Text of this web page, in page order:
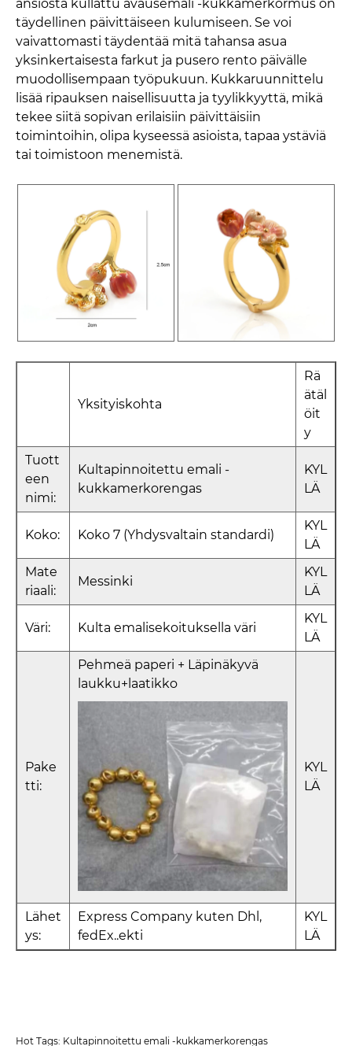
ansiosta kullattu avausemali -kukkamerkormus on
täydellinen päivittäiseen kulumiseen. Se voi
vaivattomasti täydentää mitä tahansa asua
yksinkertaisesta farkut ja pusero rento päivälle
muodollisempaan työpukuun. Kukkaruunnittelu
lisää ripauksen naisellisuutta ja tyylikkyyttä, mikä
tekee siitä sopivan erilaisiin päivittäisiin
toimintoihin, olipa kyseessä asioista, tapaa ystäviä
tai toimistoon menemistä.
Yksityiskohta
Rä
ätäl
öit
y
Tuott
een
nimi:
Kultapinnoitettu emali -
kukkamerkorengas
KYL
LÄ
Koko: Koko 7 (Yhdysvaltain standardi)
KYL
LÄ
Mate
riaali:
Messinki
KYL
LÄ
Väri: Kulta emalisekoituksella väri
KYL
LÄ
Pake
tti:
Pehmeä paperi + Läpinäkyvä
laukku+laatikko
KYL
LÄ
Lähet
ys:
Express Company kuten Dhl,
fedEx..ekti
KYL
LÄ
Hot Tags: Kultapinnoitettu emali -kukkamerkorengas